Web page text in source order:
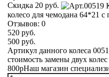
Скидка 20 руб.
колесо для чемодана 64*21
Отзывов: 0
520 руб.
500 руб.
Артикул данного колеса
стоимость замены двух
800рНаш магазин